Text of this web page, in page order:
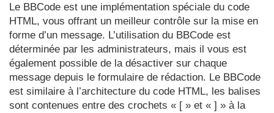
Le BBCode est une implémentation spéciale du code
HTML, vous offrant un meilleur contrôle sur la mise en
forme d’un message. L’utilisation du BBCode est
déterminée par les administrateurs, mais il vous est
également possible de la désactiver sur chaque
message depuis le formulaire de rédaction. Le BBCode
est similaire à l’architecture du code HTML, les balises
sont contenues entre des crochets « [ » et « ] » à la